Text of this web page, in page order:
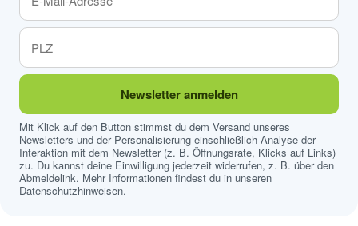
Newsletter anmelden
Mit Klick auf den Button stimmst du dem Versand unseres
Newsletters und der Personalisierung einschließlich Analyse der
Interaktion mit dem Newsletter (z. B. Öffnungsrate, Klicks auf Links)
zu. Du kannst deine Einwilligung jederzeit widerrufen, z. B. über den
Abmeldelink. Mehr Informationen findest du in unseren
Datenschutzhinweisen.